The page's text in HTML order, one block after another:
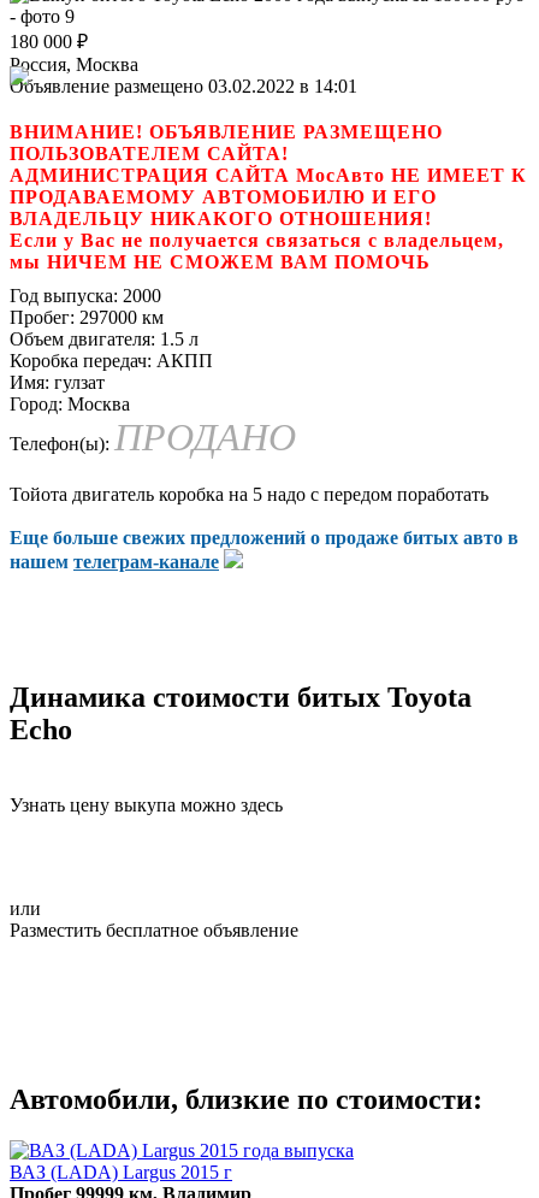
180 000 ₽
Россия, Москва
Объявление размещено 03.02.2022 в 14:01
ВНИМАНИЕ! ОБЪЯВЛЕНИЕ РАЗМЕЩЕНО
ПОЛЬЗОВАТЕЛЕМ САЙТА!
АДМИНИСТРАЦИЯ САЙТА МосАвто НЕ ИМЕЕТ К
ПРОДАВАЕМОМУ АВТОМОБИЛЮ И ЕГО
ВЛАДЕЛЬЦУ НИКАКОГО ОТНОШЕНИЯ!
Если у Вас не получается связаться с владельцем,
мы НИЧЕМ НЕ СМОЖЕМ ВАМ ПОМОЧЬ
Год выпуска: 2000
Пробег: 297000 км
Объем двигателя: 1.5 л
Коробка передач: АКПП
Имя: гулзат
Город: Москва
Телефон(ы): ПРОДАНО
Тойота двигатель коробка на 5 надо с передом поработать
Еще больше свежих предложений о продаже битых авто в
нашем телеграм-канале
Динамика стоимости битых Toyota
Echo
Узнать цену выкупа можно здесь
или
Разместить бесплатное объявление
Автомобили, близкие по стоимости:
ВАЗ (LADA) Largus 2015 г
Пробег 99999 км, Владимир